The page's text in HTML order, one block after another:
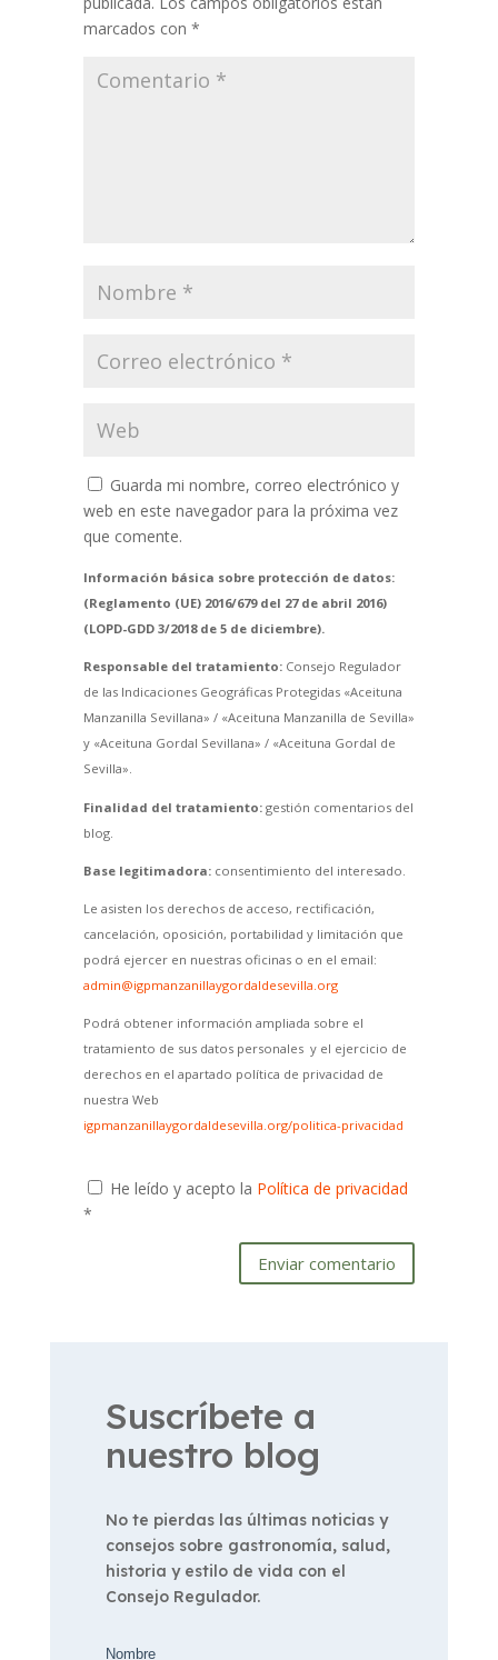
marcados con *
Guarda mi nombre, correo electrónico y
web en este navegador para la próxima vez
que comente.
Información básica sobre protección de datos:
(Reglamento (UE) 2016/679 del 27 de abril 2016)
(LOPD-GDD 3/2018 de 5 de diciembre).
Responsable del tratamiento:Consejo Regulador
de las Indicaciones Geográficas Protegidas «Aceituna
Manzanilla Sevillana» / «Aceituna Manzanilla de Sevilla»
y «Aceituna Gordal Sevillana» / «Aceituna Gordal de
Sevilla».
Finalidad del tratamiento:gestión comentarios del
blog.
Base legitimadora:consentimiento del interesado.
Le asisten los derechos de acceso, rectificación,
cancelación, oposición, portabilidad y limitación que
podrá ejercer en nuestras oficinas o en el email:
admin@igpmanzanillaygordaldesevilla.org
Podrá obtener información ampliada sobre el
tratamiento de sus datos personales y el ejercicio de
derechos en el apartado política de privacidad de
nuestra Web
igpmanzanillaygordaldesevilla.org/politica-privacidad
He leído y acepto la Política de privacidad
*
Enviar comentario
Suscríbete a
nuestro blog
No te pierdas las últimas noticias y
consejos sobre gastronomía, salud,
historia y estilo de vida con el
Consejo Regulador.